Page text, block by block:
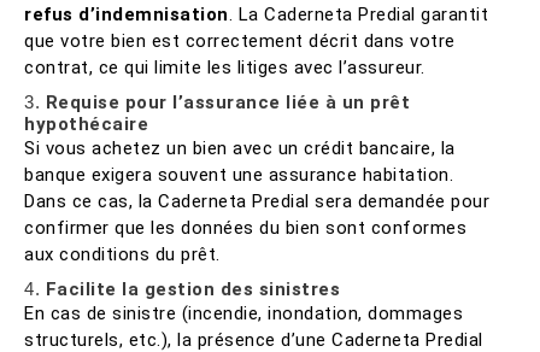
refus d’indemnisation. La Caderneta Predial garantit
que votre bien est correctement décrit dans votre
contrat, ce qui limite les litiges avec l’assureur.
3. Requise pour l’assurance liée à un prêt
hypothécaire
Si vous achetez un bien avec un crédit bancaire, la
banque exigera souvent une assurance habitation.
Dans ce cas, la Caderneta Predial sera demandée pour
confirmer que les données du bien sont conformes
aux conditions du prêt.
4. Facilite la gestion des sinistres
En cas de sinistre (incendie, inondation, dommages
structurels, etc.), la présence d’une Caderneta Predial